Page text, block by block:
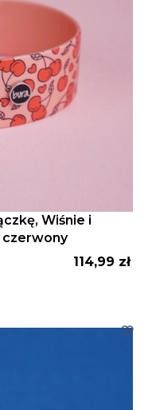
Wiśnie i
czerwony
Cena
114,99 zł